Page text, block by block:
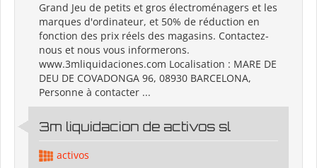
Grand Jeu de petits et gros électroménagers et les
marques d'ordinateur, et 50% de réduction en
fonction des prix réels des magasins. Contactez-
nous et nous vous informerons.
www.3mliquidaciones.com Localisation : MARE DE
DEU DE COVADONGA 96, 08930 BARCELONA,
Personne à contacter ...
3m liquidacion de activos sl
activos